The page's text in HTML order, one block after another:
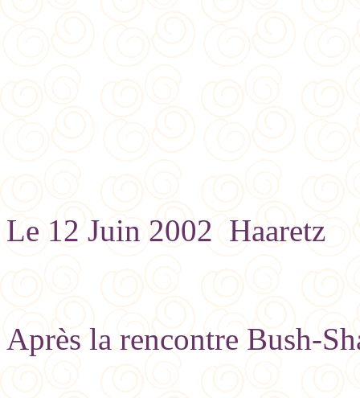
Le 12 Juin 2002 Haaretz
Après la rencontre Bush-